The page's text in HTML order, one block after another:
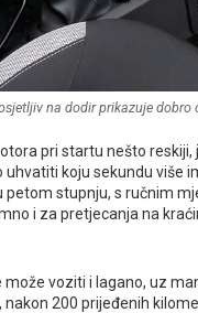
na dodir prikazuje
pri startu nešto
koju sekundu više
stupnju, s ručnim
i za pretjecanja na
voziti i lagano, uz
nakon 200 prijeđenih